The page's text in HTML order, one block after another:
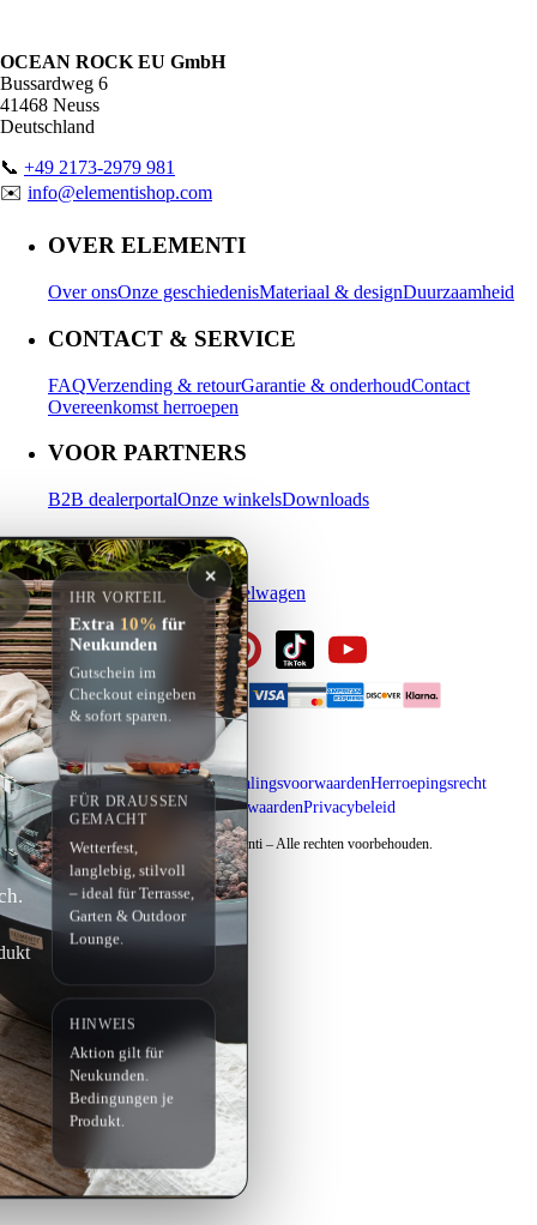
OCEAN ROCK EU GmbH
Bussardweg 6
41468 Neuss
Deutschland
📞 +49 2173-2979 981
✉️ info@elementishop.com
OVER ELEMENTI
Over onsOnze geschiedenisMateriaal & designDuurzaamheid
CONTACT & SERVICE
FAQVerzending & retourGarantie & onderhoudContact
Overeenkomst herroepen
VOOR PARTNERS
B2B dealerportalOnze winkelsDownloads
MIJN ACCOUNT
InloggenRegistrerenWinkelwagen
Impressum Verzending & betalingsvoorwaardenHerroepingsrecht
Algemene voorwaardenPrivacybeleid
Copyright © 2026 Elementi – Alle rechten voorbehouden.
✕
IHR VORTEIL
Extra 10% für
Neukunden
Gutschein im
Checkout eingeben
& sofort sparen.
FÜR DRAUSSEN G
EMACHT
Wetterfest,
langlebig, stilvoll
– ideal für Terrasse,
Garten & Outdoor
Lounge.
HINWEIS
Aktion gilt für
Neukunden.
Bedingungen je
Produkt.